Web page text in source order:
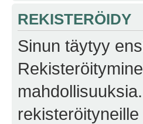
REKISTERÖIDY
Sinun täytyy